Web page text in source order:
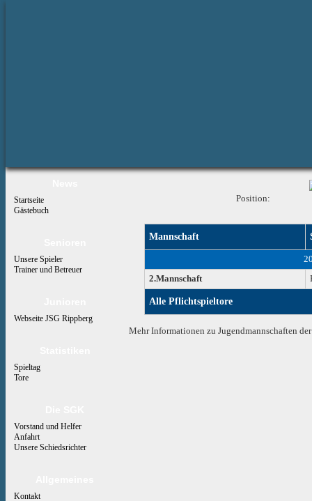
Startseite
Gästebuch
Unsere Spieler
Trainer und Betreuer
Webseite JSG Rippberg
Spieltag
Tore
Vorstand und Helfer
Anfahrt
Unsere Schiedsrichter
Kontakt
Position:
Mannschaft
2.Mannschaft
Alle Pflichtspieltore
Mehr Informationen zu Jugendmannschaften